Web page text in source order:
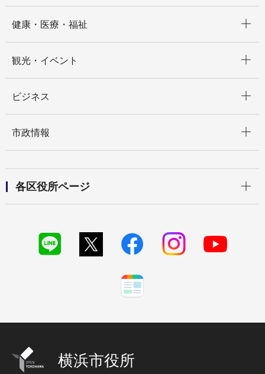
健康・医療・福祉
観光・イベント
ビジネス
市政情報
各区役所ページ
横浜市役所